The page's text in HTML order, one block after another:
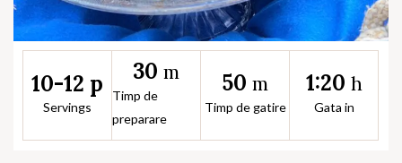
10-12 p
Servings
30 m
Timp de
preparare
50 m
Timp de gatire
1:20 h
Gata in